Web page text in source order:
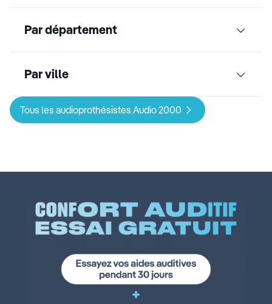
Par département
Par ville
Tous les audioprothésistes Audio 2000